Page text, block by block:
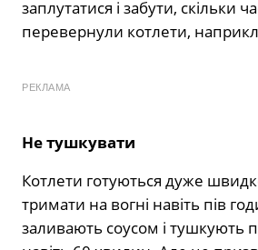
заплутатися і забути, скільки
перевернули котлети,
РЕКЛАМА
Не тушкувати
Котлети готуються дуже
тримати на вогні навіть пів
заливають соусом і тушкують